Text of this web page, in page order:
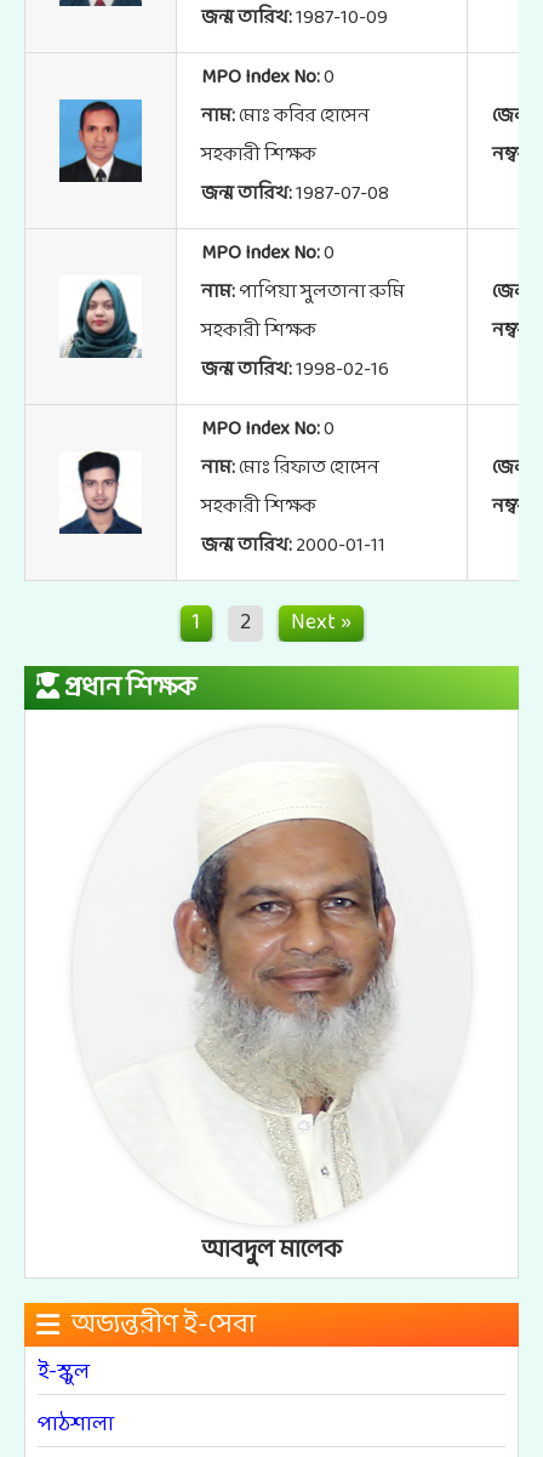
জন্ম তারিখ:1987-10-09
MPO Index No:0
নাম:মোঃ কবির হোসেন
সহকারী শিক্ষক
জন্ম তারিখ:1987-07-08
জেলা:
নম্বর:
MPO Index No:0
নাম:পাপিয়া সুলতানা রুমি
সহকারী শিক্ষক
জন্ম তারিখ:1998-02-16
জেলা:
নম্বর:
MPO Index No:0
নাম:মোঃ রিফাত হোসেন
সহকারী শিক্ষক
জন্ম তারিখ:2000-01-11
জেলা:
নম্বর:
1 2 Next »
প্রধান শিক্ষক
আবদুল মালেক
অভ্যন্তরীণ ই-সেবা
ই-স্কুল
পাঠশালা